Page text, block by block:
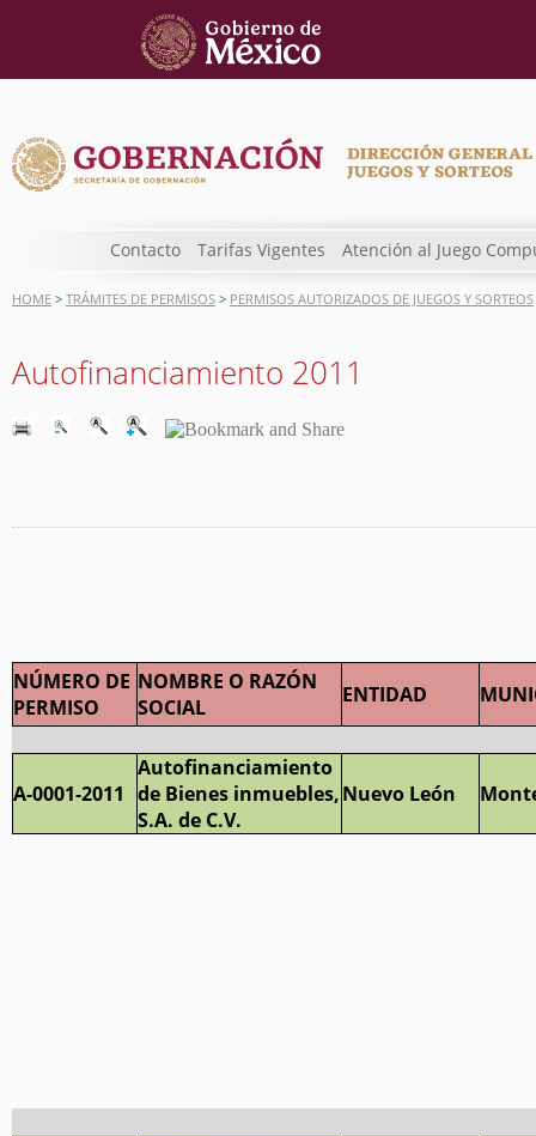
Contacto Tarifas Vigentes Atención al Juego
HOME > TRÁMITES DE PERMISOS > PERMISOS AUTORIZADOS DE JUEGOS Y SORTEOS
Autofinanciamiento 2011
NÚMERO DE
PERMISO
NOMBRE O RAZÓN
SOCIAL
ENTIDAD
A-0001-2011
Autofinanciamiento
de Bienes inmuebles,
S.A. de C.V.
Nuevo León